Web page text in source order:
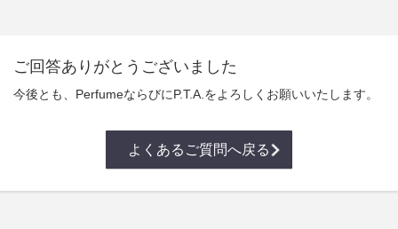
ご回答ありがとうございました
今後とも、PerfumeならびにP.T.A.をよろしくお願いいたします。
よくあるご質問へ戻る